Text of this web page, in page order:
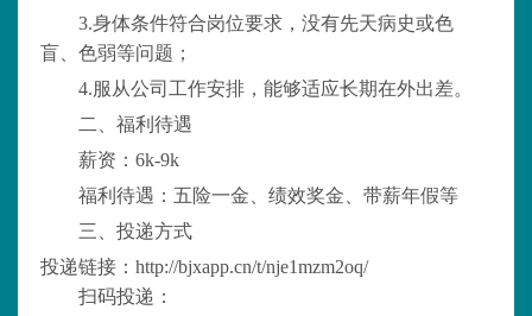
3.身体条件符合岗位要求，没有先天病史或色
盲、色弱等问题；
4.服从公司工作安排，能够适应长期在外出差。
二、福利待遇
薪资：6k-9k
福利待遇：五险一金、绩效奖金、带薪年假等
三、投递方式
投递链接：http://bjxapp.cn/t/nje1mzm2oq/
扫码投递：